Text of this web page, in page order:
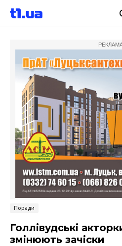
Поради
Голлівудські
змінюють зачіски